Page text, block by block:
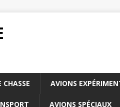
AVIONS
AVIONS SPÉCIAUX